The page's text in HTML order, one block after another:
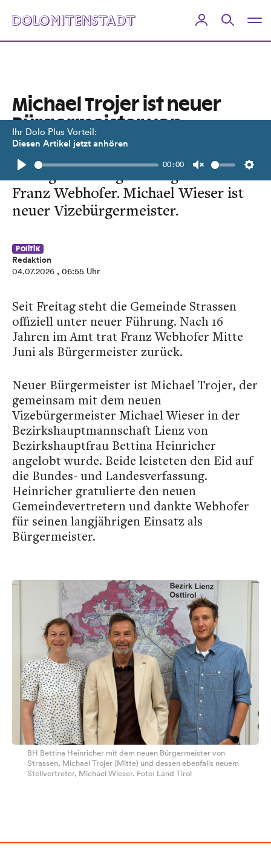
Ihr Dolo Plus Vorteil:
Diesen Artikel jetzt anhören
Play
00:00
Unmute
Michael Trojer ist neuer
Bürgermeister von
Strassen
Er folgt auf Langzeitbürgermeister
Franz Webhofer. Michael Wieser ist
neuer Vizebürgermeister.
Politik
Redaktion
04.07.2026 , 06:55 Uhr
Seit Freitag steht die Gemeinde Strassen
offiziell unter neuer Führung. Nach 16
Jahren im Amt trat Franz Webhofer Mitte
Juni als Bürgermeister zurück.
Neuer Bürgermeister ist Michael Trojer, der
gemeinsam mit dem neuen
Vizebürgermeister Michael Wieser in der
Bezirkshauptmannschaft Lienz von
Bezirkshauptfrau Bettina Heinricher
angelobt wurde. Beide leisteten den Eid auf
die Bundes- und Landesverfassung.
Heinricher gratulierte den neuen
Gemeindevertretern und dankte Webhofer
für seinen langjährigen Einsatz als
Bürgermeister.
BH Bettina Heinricher mit dem neuen Bürgermeister von
Strassen, Michael Trojer (Mitte) und dessen ebenfalls neuem
Stellvertreter, Michael Wieser. Foto: Land Tirol